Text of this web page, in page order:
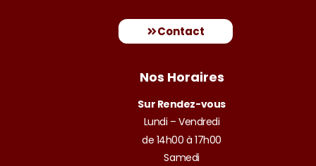
Contact
Nos Horaires
Sur Rendez-vous
Lundi – Vendredi
de 14h00 à 17h00
Samedi